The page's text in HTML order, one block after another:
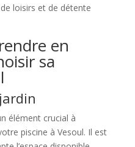
loisirs et de détente
en
sa
élément crucial à
piscine à Vesoul. Il est